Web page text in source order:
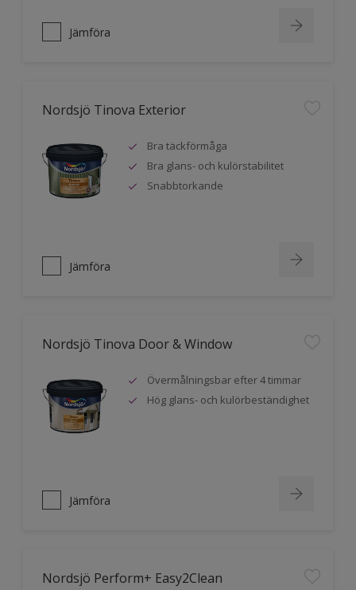
Jämföra
Nordsjö Tinova Exterior
Bra täckförmåga
Bra glans- och kulörstabilitet
Snabbtorkande
Jämföra
Nordsjö Tinova Door & Window
Övermålningsbar efter 4 timmar
Hög glans- och kulörbeständighet
Jämföra
Nordsjö Perform+ Easy2Clean